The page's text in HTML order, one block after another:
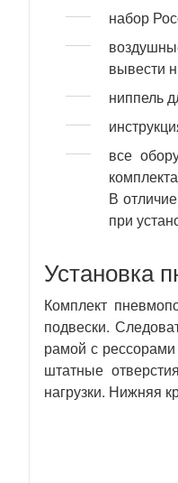
набор
вывести
ниппель
все
В
при
Установка
Комплект
подвески.
рамой с
штатные
нагрузки. Нижняя